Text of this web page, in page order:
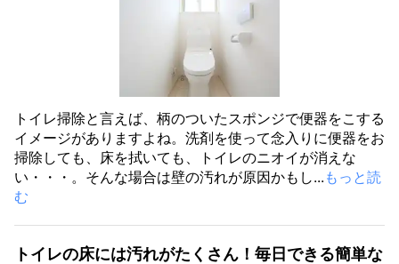
トイレ掃除と言えば、柄のついたスポンジで便器をこする
イメージがありますよね。洗剤を使って念入りに便器をお
掃除しても、床を拭いても、トイレのニオイが消えな
い・・・。そんな場合は壁の汚れが原因かもし... もっと読
む
トイレの床には汚れがたくさん！毎日できる簡単な